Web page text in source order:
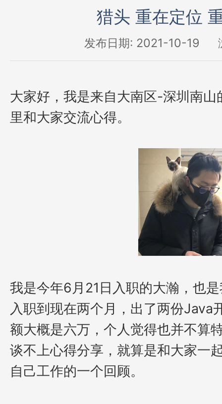
猎头 重在定位
发布日期: 2021-10-19
大家好，我是来自大南区-深圳南山
里和大家交流心得。
我是今年6月21日入职的大瀚，也
入职到现在两个月，出了两份Java
额大概是六万，个人觉得也并不算
谈不上心得分享，就算是和大家一
自己工作的一个回顾。